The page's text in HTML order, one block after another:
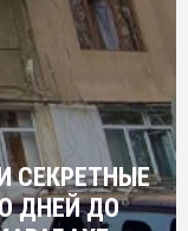
СЕКРЕТНЫЕ
ДНЕЙ ДО